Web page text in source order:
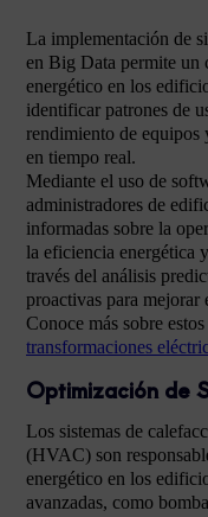
La implementación de
en Big Data permite un
energético en los
identificar patrones de
rendimiento de equipos
en tiempo real.
Mediante el uso de
administradores de
informadas sobre la
la eficiencia energética
través del análisis
proactivas para mejorar
Conoce más sobre
transformaciones
Optimización de
Los sistemas de
(HVAC) son
energético en los
avanzadas, como